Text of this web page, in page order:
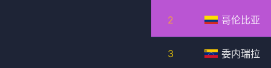
2 哥伦比亚
3 委内瑞拉